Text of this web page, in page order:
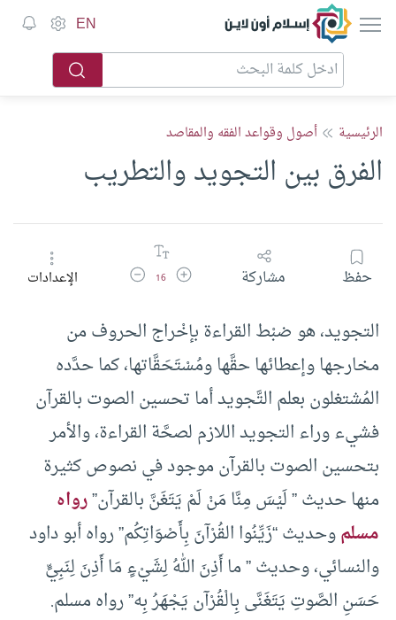
إسلام أون لاين EN
الرئيسية أصول وقواعد الفقه والمقاصد
الفرق بين التجويد والتطريب
حفظ مشاركة زيادة حجم الخط
16 تقليل حجم الخطالإعدادات
التجويد، هو ضبْط القراءة بإخْراج الحروف من
مخارجها وإعطائها حقَّها ومُسْتَحَقَّاتها، كما حدَّده
المُشتغلون بعلم التَّجويد أما تحسين الصوت بالقرآن
فشيء وراء التجويد اللازم لصحَّة القراءة، والأمر
بتحسين الصوت بالقرآن موجود في نصوص كثيرة
منها حديث ” لَيْسَ مِنَّا مَنْ لَمْ يَتَغَنَّ بالقرآن”رواه
مسلموحديث “زَيِّنُوا القُرْآنَ بِأَصْوَاتِكُم” رواه أبو داود
والنسائي، وحديث ” ما أَذِنَ اللهُ لِشَيْءٍ مَا أَذِنَ لِنَبِيٍّ
حَسَنِ الصَّوتِ يَتَغَنَّى بِالْقُرْآن يَجْهَرُ بِه” رواه مسلم.